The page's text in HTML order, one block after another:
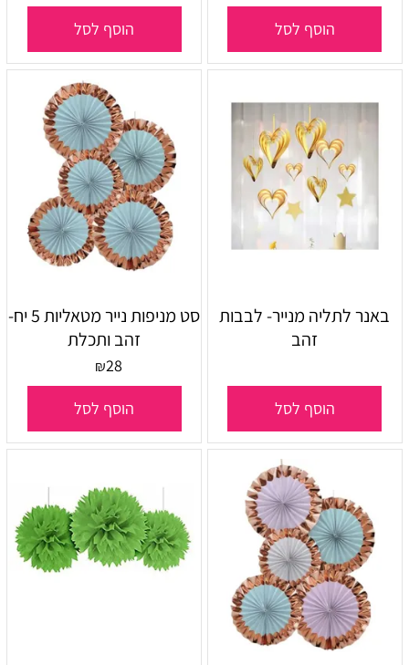
הוסף לסל הוסף לסל
באנר לתליה מנייר- לבבות
זהב
הוסף לסל
סט מניפות נייר מטאליות 5 יח-
זהב ותכלת
₪28
הוסף לסל